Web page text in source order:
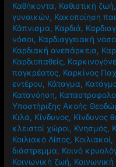
Καθήκοντα, Καθιστική ζωή,
γυναικών, Κακοποίηση
Κάπνισμα, Καρδιά,
νόσοι, Καρδιαγγειακή
Καρδιακή ανεπάρκεια,
Καρδιοπαθείς,
παγκρέατος, Καρκίνος
εντέρου, Κάταγμα,
Κατανόηση,
Υποστήριξης Ακοής
Κιλά, Κίνδυνος, Κίνδυνος
κλειστοί χώροι, Κνησμός,
Κοιλιακό Λίπος, Κοιλιακοί,
διάστρεμμα, Κοινό
Κοινωνική ζωή,